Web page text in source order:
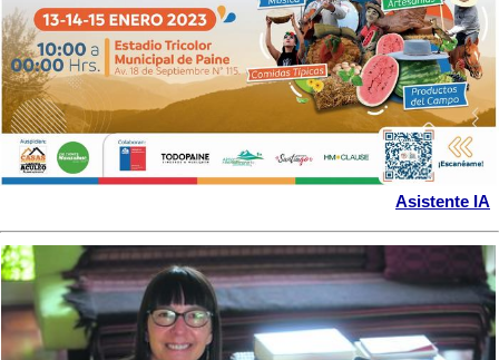
Asistente IA